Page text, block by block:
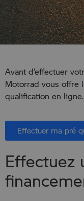
Avant d’effectuer
Motorrad vous offre
qualification en ligne.
Effectuer ma pré
Effectuez